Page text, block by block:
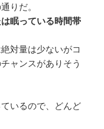
りだ。
眠っている時間帯
対量は少ないがコ
ャンスがありそう
いるので、どんど